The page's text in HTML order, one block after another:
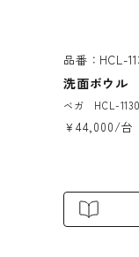
品番：HCL-
洗面ボウル
ベガ HCL-
￥44,000/台